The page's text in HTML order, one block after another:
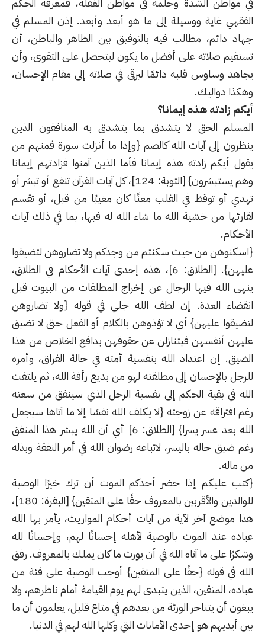
الفقهي غاية ووسيلة إلى ما هو أبعد وأبعد. إذن المسلم في
جهاد دائم، مطالب فيه بالتوفيق بين الظاهر والباطن، أن
تستقيم صلاته على أفضل ما يكون ليتحصل على التقوى، وأن
يجاهد وساوس قلبه دائمًا ليرقى في صلاته إلى مقام الإحسان،
وهكذا دواليك.
أيكم زادته هذه إيمانا؟
المسلم الحق لا يتشدق بما يتشدق به المنافقون الذين
ينظرون إلى آيات الله كالصم {وإذا ما أنزلت سورة فمنهم من
يقول أيكم زادته هذه إيمانا فأما الذين آمنوا فزادتهم إيمانا
وهم يستبشرون} [التوبة: 124]، كل آيات القرآن تنفع أو تبشر أو
تهدي أو توقظ في القلب معنًا كان مغيبًا من قبل، أو تقسم
لقارئها من خشية الله ما شاء الله له فيها، بما في ذلك آيات
الأحكام.
{اسكنوهن من حيث سكنتم من وجدكم ولا تضاروهن لتضيقوا
عليهن}. [الطلاق: 6]، هذه إحدى آيات الأحكام في الطلاق،
ينهى الله فيها الرجال عن إخراج المطلقات من البيوت قبل
انقضاء العدة. إن لطف الله جلي في قوله {ولا تضاروهن
لتضيقوا عليهن} أي لا تؤذوهن بالكلام أو الفعل حتى لا تضيق
عليهن أنفسهن فيتنازلن عن حقوقهن بدافع الخلاص من هذا
الضيق. إن اعتداد الله بنفسية أمته في حالة الفراق، وأمره
للرجل بالإحسان إلى مطلقته لهو من بديع رأفة الله، ثم يلتفت
الله في بقية الحكم إلى نفسية الرجل الذي سينفق من سعته
رغم افتراقه عن زوجته {لا يكلف الله نفسًا إلا ما آتاها سيجعل
الله بعد عسر يسرا} [الطلاق: 6] أي أن الله يبشر هذا المنفق
رغم ضيق حاله باليسر، لاتباعه رضوان الله في أمر النفقة وبذله
من ماله.
{كتب عليكم إذا حضر أحدكم الموت أن ترك خيرًا الوصية
للوالدين والأقربين بالمعروف حقًا على المتقين} [البقرة: 180]،
هذا موضع آخر لآية من آيات أحكام المواريث، يأمر بها الله
عباده عند الموت بالوصية لأهله إحسانًا لهم، وإحسانًا لله
وشكرًا على ما آتاه الله في أن يورث ما كان يملك بالمعروف. رفق
الله في قوله {حقًا على المتقين} أوجب الوصية على فئة من
عباده، المتقين، الذين يتبدى لهم يوم القيامة أمام ناظرهم، ولا
يبغون أن يتناحر الورثة من بعدهم في متاع قليل، يعلمون أن ما
بين أيديهم هو إحدى الأمانات التي وكلها الله لهم في الدنيا.